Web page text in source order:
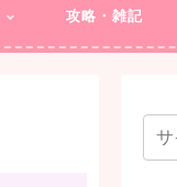
攻略・雑記